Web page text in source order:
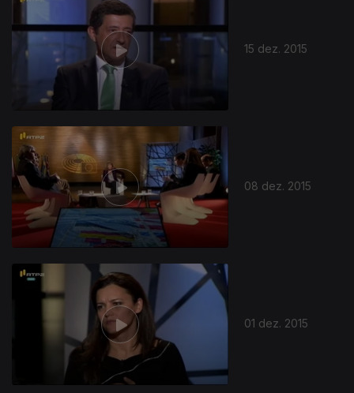
15 dez. 2015
08 dez. 2015
01 dez. 2015